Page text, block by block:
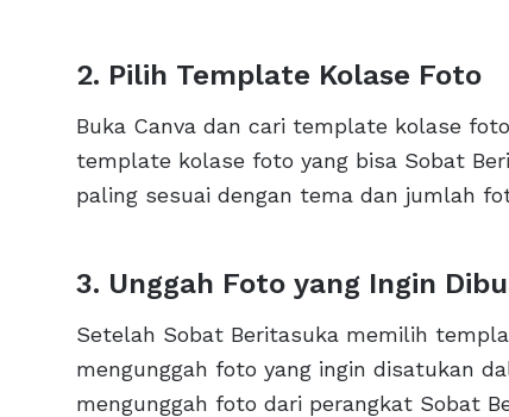
2. Pilih Template Kolase Foto
Buka Canva dan cari template kolase
template kolase foto yang bisa Sobat
paling sesuai dengan tema dan jumlah
3. Unggah Foto yang Ingin
Setelah Sobat Beritasuka memilih
mengunggah foto yang ingin disatukan
mengunggah foto dari perangkat Sobat